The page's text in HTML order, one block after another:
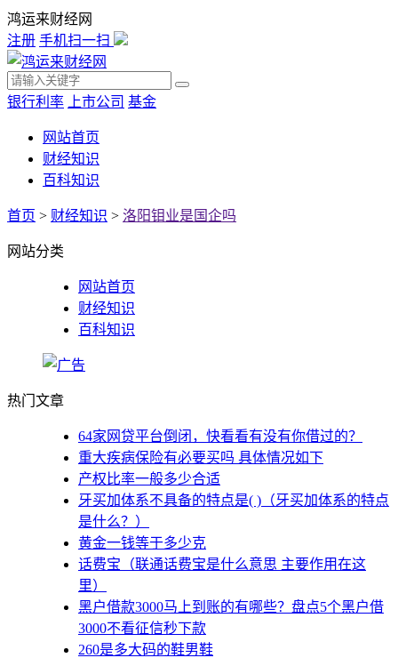
鸿运来财经网
注册 手机扫一扫
银行利率 上市公司 基金
网站首页
财经知识
百科知识
首页 > 财经知识 > 洛阳钼业是国企吗
网站分类
网站首页
财经知识
百科知识
热门文章
64家网贷平台倒闭，快看看有没有你借过的？
重大疾病保险有必要买吗 具体情况如下
产权比率一般多少合适
牙买加体系不具备的特点是( )（牙买加体系的特点
是什么？）
黄金一钱等于多少克
话费宝（联通话费宝是什么意思 主要作用在这
里）
黑户借款3000马上到账的有哪些？盘点5个黑户借
3000不看征信秒下款
260是多大码的鞋男鞋